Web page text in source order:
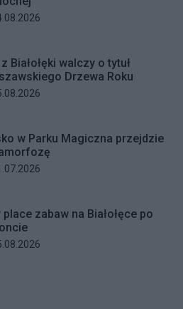
artykułu:
Białołęki walczy o tytuł
Drzewa Roku
artykułu:
w Parku Magiczna przejdzie
artykułu:
place zabaw na Białołęce po
artykułu: